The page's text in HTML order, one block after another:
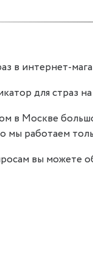
в интернет-
для страз
в Москве
мы работаем
вы можете